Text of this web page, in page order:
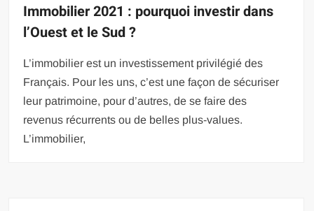
Immobilier 2021 : pourquoi investir dans
l’Ouest et le Sud ?
L’immobilier est un investissement privilégié des
Français. Pour les uns, c’est une façon de sécuriser
leur patrimoine, pour d’autres, de se faire des
revenus récurrents ou de belles plus-values.
L’immobilier,